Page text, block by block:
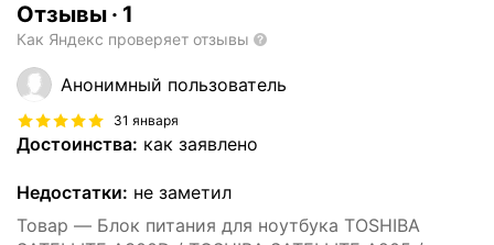
Отзывы · 1
Как Яндекс проверяет отзывы
Анонимный пользователь
31 января
Достоинства: как заявлено
Недостатки: не заметил
Товар — Блок питания для ноутбука TOSHIBA